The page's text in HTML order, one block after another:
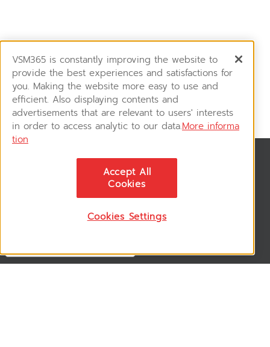
ติดตามอัพเดทข่าวสาร, โปรโมชั่น, สินค้าราคาพิเศษ ได้ก่อนใคร
VSM365 is constantly improving the website to
provide the best experiences and satisfactions for
you. Making the website more easy to use and
efficient. Also displaying contents and
advertisements that are relevant to users' interests
in order to access analytic to our data.More informa
tion
Accept All
Cookies
Cookies Settings